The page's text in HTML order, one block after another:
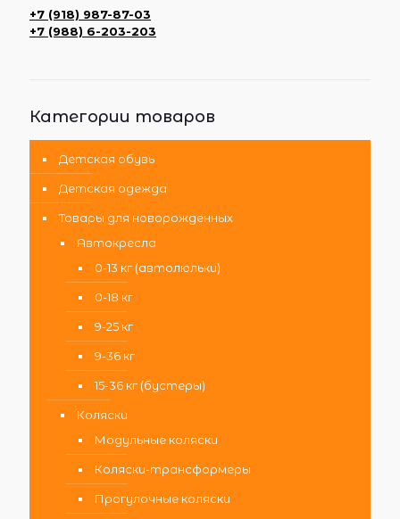
+7 (918) 987-87-03
+7 (988) 6-203-203
Категории товаров
Детская обувь
Детская одежда
Товары для новорожденных
Автокресла
0-13 кг (автолюльки)
0-18 кг
9-25 кг
9-36 кг
15-36 кг (бустеры)
Коляски
Модульные коляски
Коляски-трансформеры
Прогулочные коляски